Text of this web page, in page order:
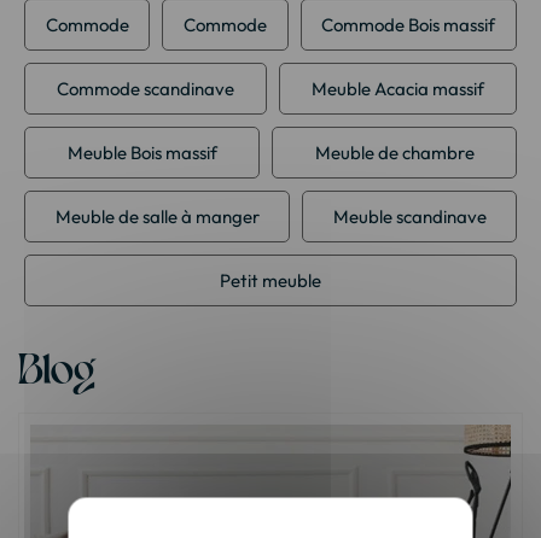
Commode Commode Commode Bois massif
Commode scandinave Meuble Acacia massif
Meuble Bois massif Meuble de chambre
Meuble de salle à manger Meuble scandinave
Petit meuble
Blog